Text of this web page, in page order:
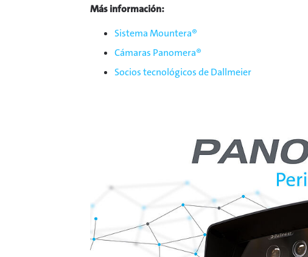
Más información:
Sistema Mountera®
Cámaras Panomera®
Socios tecnológicos de Dallmeier